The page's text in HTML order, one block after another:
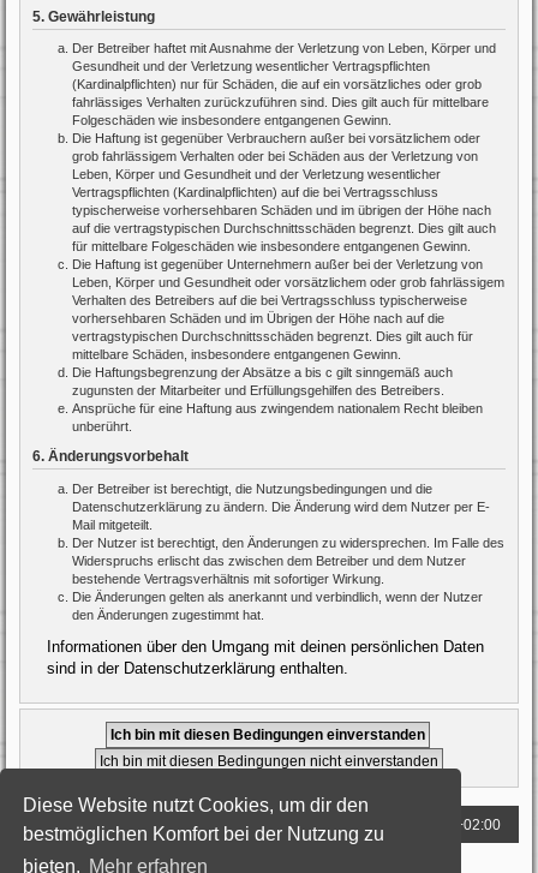
Diese Website nutzt Cookies, um dir den
bestmöglichen Komfort bei der Nutzung zu
bieten. Mehr erfahren
5. Gewährleistung
Der Betreiber haftet mit Ausnahme der Verletzung von Leben, Körper und
Gesundheit und der Verletzung wesentlicher Vertragspflichten
(Kardinalpflichten) nur für Schäden, die auf ein vorsätzliches oder grob
fahrlässiges Verhalten zurückzuführen sind. Dies gilt auch für mittelbare
Folgeschäden wie insbesondere entgangenen Gewinn.
Die Haftung ist gegenüber Verbrauchern außer bei vorsätzlichem oder
grob fahrlässigem Verhalten oder bei Schäden aus der Verletzung von
Leben, Körper und Gesundheit und der Verletzung wesentlicher
Vertragspflichten (Kardinalpflichten) auf die bei Vertragsschluss
typischerweise vorhersehbaren Schäden und im übrigen der Höhe nach
auf die vertragstypischen Durchschnittsschäden begrenzt. Dies gilt auch
für mittelbare Folgeschäden wie insbesondere entgangenen Gewinn.
Die Haftung ist gegenüber Unternehmern außer bei der Verletzung von
Leben, Körper und Gesundheit oder vorsätzlichem oder grob fahrlässigem
Verhalten des Betreibers auf die bei Vertragsschluss typischerweise
vorhersehbaren Schäden und im Übrigen der Höhe nach auf die
vertragstypischen Durchschnittsschäden begrenzt. Dies gilt auch für
mittelbare Schäden, insbesondere entgangenen Gewinn.
Die Haftungsbegrenzung der Absätze a bis c gilt sinngemäß auch
zugunsten der Mitarbeiter und Erfüllungsgehilfen des Betreibers.
Ansprüche für eine Haftung aus zwingendem nationalem Recht bleiben
unberührt.
6. Änderungsvorbehalt
Der Betreiber ist berechtigt, die Nutzungsbedingungen und die
Datenschutzerklärung zu ändern. Die Änderung wird dem Nutzer per E-
Mail mitgeteilt.
Der Nutzer ist berechtigt, den Änderungen zu widersprechen. Im Falle des
Widerspruchs erlischt das zwischen dem Betreiber und dem Nutzer
bestehende Vertragsverhältnis mit sofortiger Wirkung.
Die Änderungen gelten als anerkannt und verbindlich, wenn der Nutzer
den Änderungen zugestimmt hat.
Informationen über den Umgang mit deinen persönlichen Daten
sind in der Datenschutzerklärung enthalten.
Foren-Übersicht UTC+02:00
Powered byphpBB® Forum Software © phpBB Limited